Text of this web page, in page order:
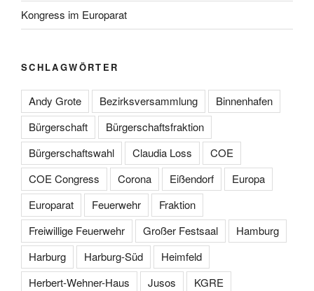
Kongress im Europarat
SCHLAGWÖRTER
Andy Grote Bezirksversammlung
Binnenhafen
Bürgerschaft
Bürgerschaftsfraktion
Bürgerschaftswahl
Claudia Loss
COE
COE Congress
Corona Eißendorf
Europa
Europarat
Feuerwehr
Fraktion
Freiwillige Feuerwehr
Großer Festsaal
Hamburg
Harburg
Harburg-Süd
Heimfeld
Herbert-Wehner-Haus
Jusos
KGRE